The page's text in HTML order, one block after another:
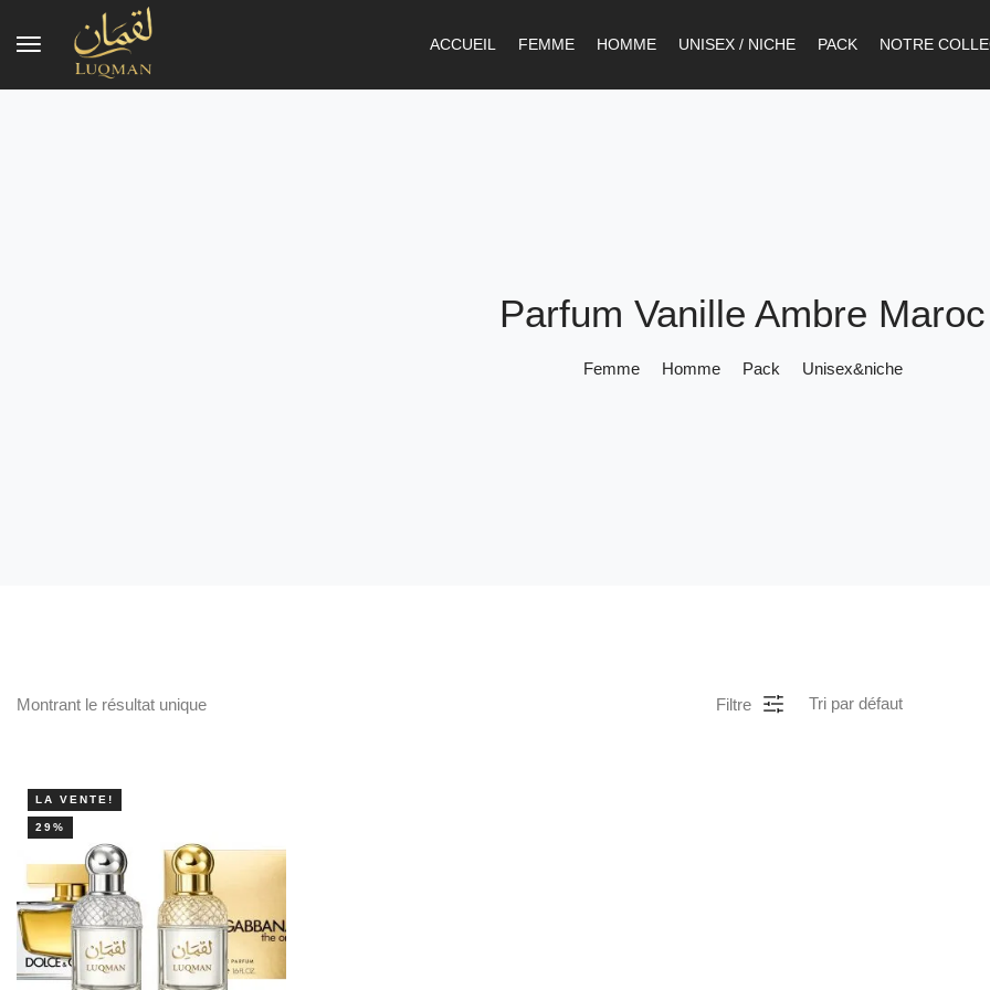
ACCUEIL FEMME HOMME UNISEX / NICHE PACK NOTRE
Parfum Vanille Ambre Maroc
Femme Homme Pack Unisex&niche
Montrant le résultat unique Filtre
LA VENTE!
29%